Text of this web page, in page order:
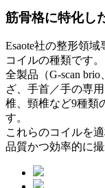
筋骨格に特化し
Esaote社の整形領
コイルの種類です。
全製品（G-scan brio
ざ、手首／手の専
椎、頸椎など9種類
す。
これらのコイルを
品質かつ効率的に撮